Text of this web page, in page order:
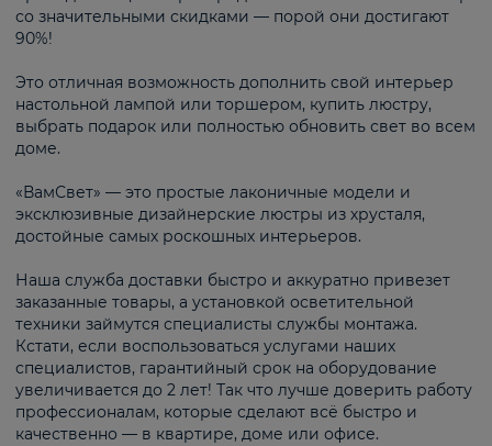
со значительными скидками — порой они достигают
90%!
Это отличная возможность дополнить свой интерьер
настольной лампой или торшером, купить люстру,
выбрать подарок или полностью обновить свет во всем
доме.
«ВамСвет» — это простые лаконичные модели и
эксклюзивные дизайнерские люстры из хрусталя,
достойные самых роскошных интерьеров.
Наша служба доставки быстро и аккуратно привезет
заказанные товары, а установкой осветительной
техники займутся специалисты службы монтажа.
Кстати, если воспользоваться услугами наших
специалистов, гарантийный срок на оборудование
увеличивается до 2 лет! Так что лучше доверить работу
профессионалам, которые сделают всё быстро и
качественно — в квартире, доме или офисе.